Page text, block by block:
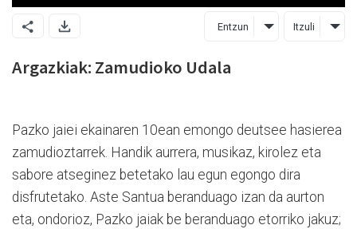
Entzun Itzuli
Argazkiak: Zamudioko Udala
Pazko jaiei ekainaren 10ean emongo deutsee hasierea
zamudioztarrek. Handik aurrera, musikaz, kirolez eta
sabore atseginez betetako lau egun egongo dira
disfrutetako. Aste Santua beranduago izan da aurton
eta, ondorioz, Pazko jaiak be beranduago etorriko jakuz;